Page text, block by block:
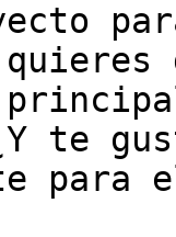
te
para